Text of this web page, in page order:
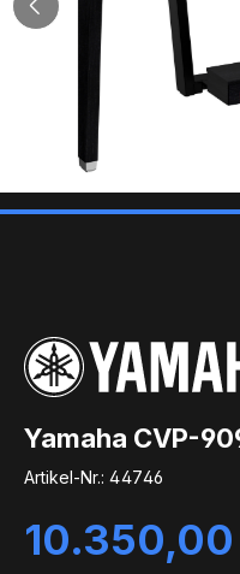
Yamaha CVP-
Artikel-Nr.: 44746
Regulärer Preis: